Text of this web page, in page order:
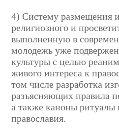
4) Систему размещения
религиозного и
выполненную в
молодежь уже
культуры с целью
живого интереса к
том числе разработка
разъясняющих правила
а также каноны ритуалы
православия.